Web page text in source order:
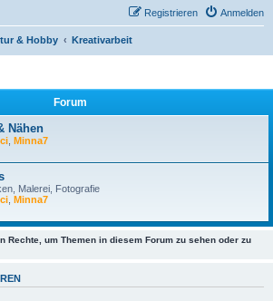
Anmelden
Registrieren
& Hobby Kreativarbeit
Forum
Nähen
Minna7
Malerei, Fotografie
Minna7
Rechte, um Themen in diesem Forum zu sehen oder zu